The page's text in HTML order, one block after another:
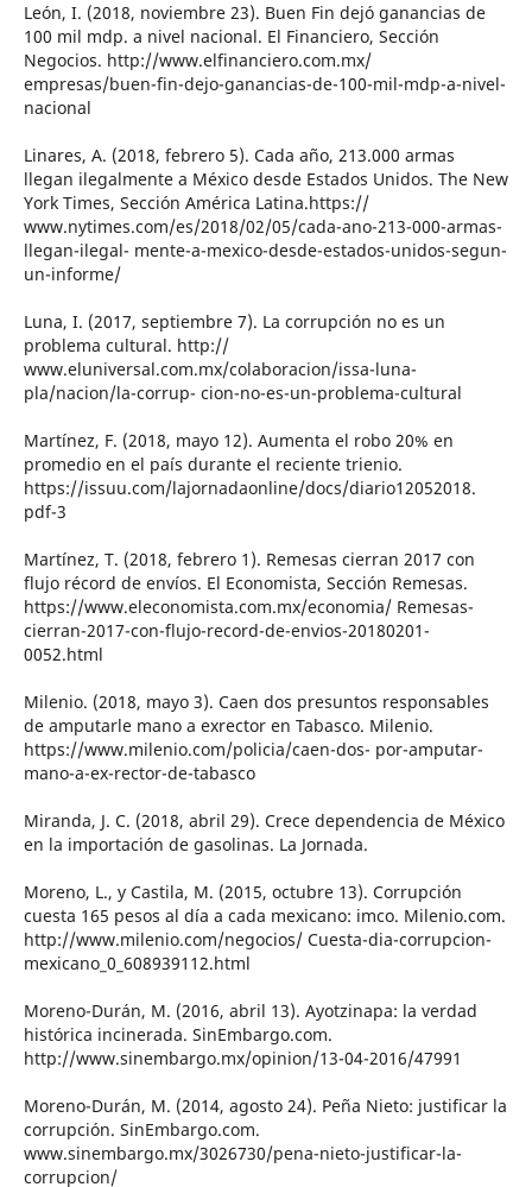
León, I. (2018, noviembre 23). Buen Fin dejó ganancias de
100 mil mdp. a nivel nacional. El Financiero, Sección
Negocios. http://www.elfinanciero.com.mx/
empresas/buen-fin-dejo-ganancias-de-100-mil-mdp-a-nivel-
nacional
Linares, A. (2018, febrero 5). Cada año, 213.000 armas
llegan ilegalmente a México desde Estados Unidos. The New
York Times, Sección América Latina.https://
www.nytimes.com/es/2018/02/05/cada-ano-213-000-armas-
llegan-ilegal- mente-a-mexico-desde-estados-unidos-segun-
un-informe/
Luna, I. (2017, septiembre 7). La corrupción no es un
problema cultural. http://
www.eluniversal.com.mx/colaboracion/issa-luna-
pla/nacion/la-corrup- cion-no-es-un-problema-cultural
Martínez, F. (2018, mayo 12). Aumenta el robo 20% en
promedio en el país durante el reciente trienio.
https://issuu.com/lajornadaonline/docs/diario12052018.
pdf-3
Martínez, T. (2018, febrero 1). Remesas cierran 2017 con
flujo récord de envíos. El Economista, Sección Remesas.
https://www.eleconomista.com.mx/economia/ Remesas-
cierran-2017-con-flujo-record-de-envios-20180201-
0052.html
Milenio. (2018, mayo 3). Caen dos presuntos responsables
de amputarle mano a exrector en Tabasco. Milenio.
https://www.milenio.com/policia/caen-dos- por-amputar-
mano-a-ex-rector-de-tabasco
Miranda, J. C. (2018, abril 29). Crece dependencia de México
en la importación de gasolinas. La Jornada.
Moreno, L., y Castila, M. (2015, octubre 13). Corrupción
cuesta 165 pesos al día a cada mexicano: imco. Milenio.com.
http://www.milenio.com/negocios/ Cuesta-dia-corrupcion-
mexicano_0_608939112.html
Moreno-Durán, M. (2016, abril 13). Ayotzinapa: la verdad
histórica incinerada. SinEmbargo.com.
http://www.sinembargo.mx/opinion/13-04-2016/47991
Moreno-Durán, M. (2014, agosto 24). Peña Nieto: justificar la
corrupción. SinEmbargo.com.
www.sinembargo.mx/3026730/pena-nieto-justificar-la-
corrupcion/